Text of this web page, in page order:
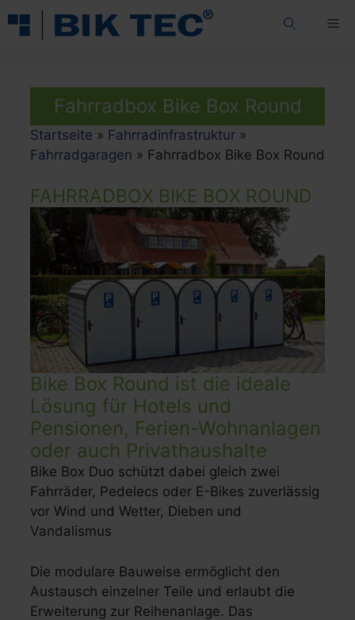
Inhalt
Fahrradbox Bike Box Round
Startseite » Fahrradinfrastruktur»
Fahrradgaragen » Fahrradbox Bike Box Round
FAHRRADBOX BIKE BOX ROUND
Bike Box Round ist die ideale
Lösung für Hotels und
Pensionen, Ferien-Wohnanlagen
oder auch Privathaushalte
Bike Box Duo schützt dabei gleich zwei
Fahrräder, Pedelecs oder E-Bikes zuverlässig
vor Wind und Wetter, Dieben und
Vandalismus
Die modulare Bauweise ermöglicht den
Austausch einzelner Teile und erlaubt die
Erweiterung zur Reihenanlage. Das